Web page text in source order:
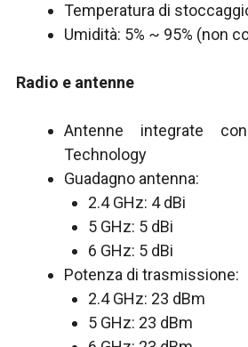
Temperatura di
Umidità: 5% ~ 95% (non
Radio e antenne
Antenne integrate
Technology
Guadagno antenna:
2.4 GHz: 4 dBi
5 GHz: 5 dBi
6 GHz: 5 dBi
Potenza di trasmissione:
2.4 GHz: 23 dBm
5 GHz: 23 dBm